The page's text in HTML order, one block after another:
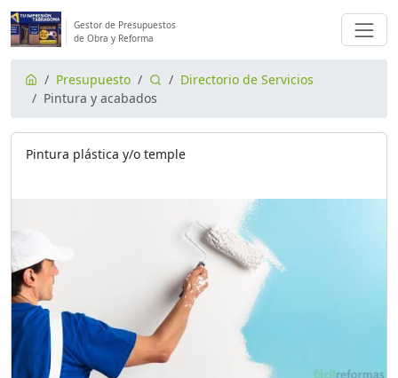
Gestor de Presupuestos
de Obra y Reforma
Presupuesto
Directorio de Servicios
Pintura y acabados
Pintura plástica y/o temple